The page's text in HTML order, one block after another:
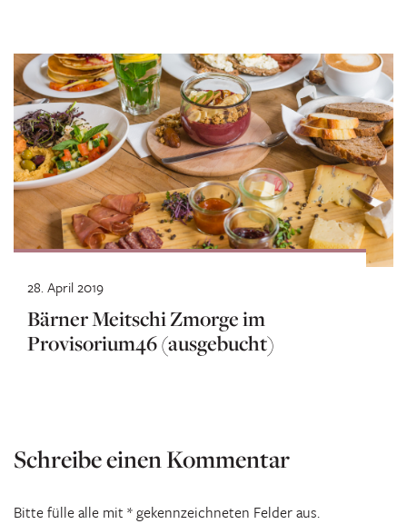
Bärner Meitschi Zmorge im
Provisorium46 (ausgebucht)
28. April 2019
Schreibe einen Kommentar
Bitte fülle alle mit * gekennzeichneten Felder aus.